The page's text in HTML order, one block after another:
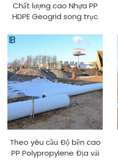
Chất lượng cao Nhựa PP
HDPE Geogrid song trục
Giá tốt nhất Chất liệu
Fiberglass và Polyester
Sản xuất tại Trung Quốc
Theo yêu cầu Độ bền cao
PP Polypropylene Địa vải